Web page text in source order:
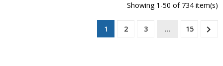
Showing 1-50 of 734 item(s)
1 2 3 … 15 